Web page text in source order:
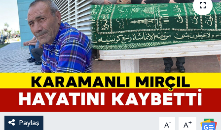
Paylaş A- A+